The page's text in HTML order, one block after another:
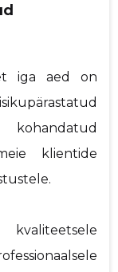
iga aed on
kohandatud
klientide